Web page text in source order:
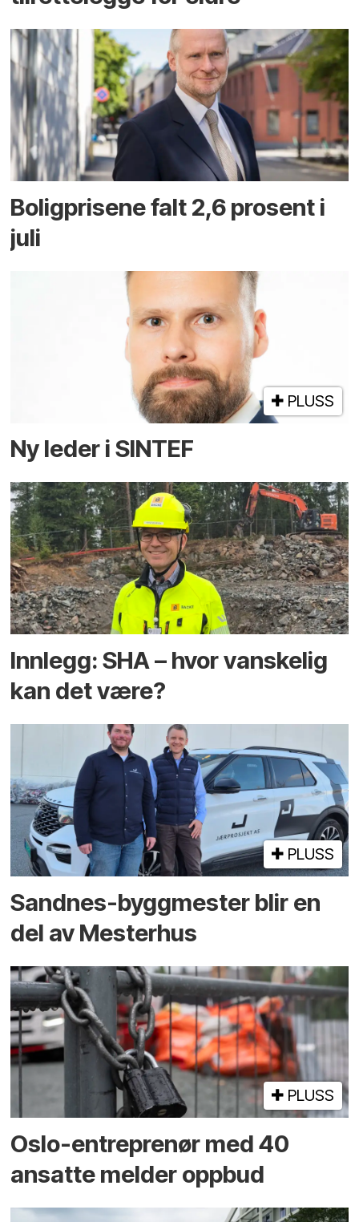
Boligprisene falt 2,6 prosent i
juli
PLUSS
Ny leder i SINTEF
Innlegg: SHA – hvor vanskelig
kan det være?
PLUSS
Sandnes-byggmester blir en
del av Mesterhus
PLUSS
Oslo-entreprenør med 40
ansatte melder oppbud